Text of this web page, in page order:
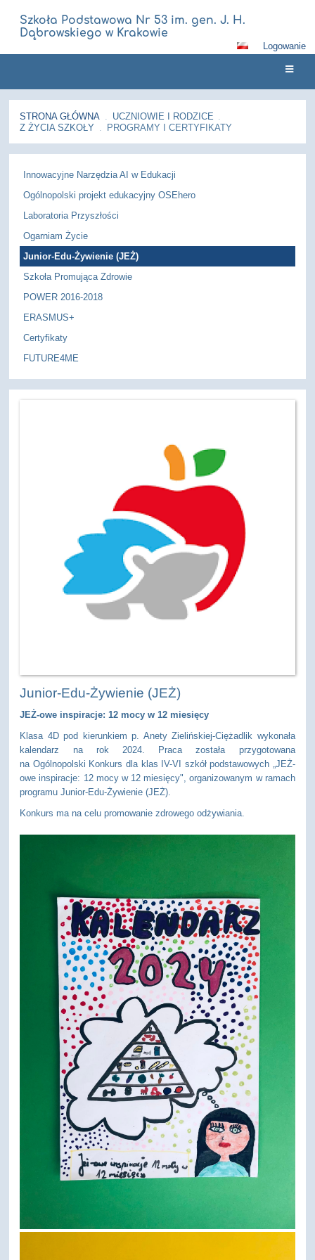
Szkoła Podstawowa Nr 53 im. gen. J. H.
Dąbrowskiego w Krakowie
Logowanie
STRONA GŁÓWNA UCZNIOWIE I RODZICE
Z ŻYCIA SZKOŁY
PROGRAMY I CERTYFIKATY
certyfikaty
Innowacyjne Narzędzia AI w Edukacji
Ogólnopolski projekt edukacyjny OSEhero
Laboratoria Przyszłości
Ogarniam Życie
Junior-Edu-Żywienie (JEŻ)
Szkoła Promująca Zdrowie
POWER 2016-2018
ERASMUS+
Certyfikaty
FUTURE4ME
Junior-Edu-Żywienie (JEŻ)
JEŻ-owe inspiracje: 12 mocy w 12 miesięcy
Klasa 4D pod kierunkiem p. Anety Zielińskiej-Ciężadlik wykonała
kalendarz na rok 2024. Praca została przygotowana
na Ogólnopolski Konkurs dla klas IV-VI szkół podstawowych „JEŻ-
owe inspiracje: 12 mocy w 12 miesięcy", organizowanym w ramach
programu Junior-Edu-Żywienie (JEŻ).
Konkurs ma na celu promowanie zdrowego odżywiania.